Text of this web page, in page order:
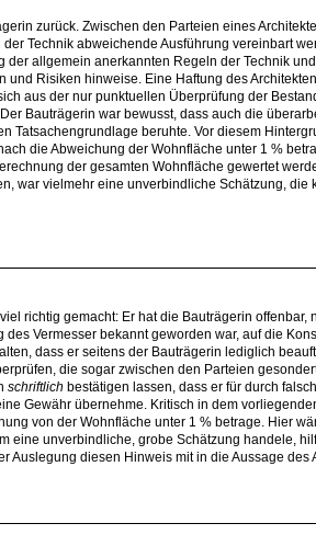
zurück. Zwischen den Parteien eines
Technik abweichende Ausführung vereinbart
der allgemein anerkannten Regeln der Technik
und Risiken hinweise. Eine Haftung des
aus der nur punktuellen Überprüfung der
Bauträgerin war bewusst, dass auch die
Tatsachengrundlage beruhte. Vor diesem
die Abweichung der Wohnfläche unter 1 %
der gesamten Wohnfläche gewertet
war vielmehr eine unverbindliche Schätzung, die
richtig gemacht: Er hat die Bauträgerin offenbar,
Vermesser bekannt geworden war, auf die
dass er seitens der Bauträgerin lediglich
die sogar zwischen den Parteien
schriftlich bestätigen lassen, dass er für durch
Gewähr übernehme. Kritisch in dem
von der Wohnfläche unter 1 % betrage. Hier
eine unverbindliche, grobe Schätzung handele,
Auslegung diesen Hinweis mit in die Aussage des